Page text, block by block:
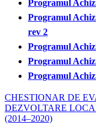
Programul
Programul
rev 2
Programul
Programul
Programul
CHESTIONAR DE
DEZVOLTARE
(2014–2020)